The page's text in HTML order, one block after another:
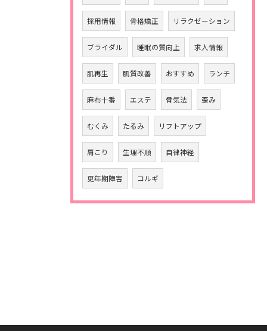
採用情報 骨格矯正 リラクゼーション
ブライダル 睡眠の質向上 求人情報
肌再生 肌質改善 おすすめ ランチ
麻布十番 エステ 骨気法 歪み
むくみ たるみ リフトアップ
肩こり 生理不順 自律神経
更年期障害 コルギ